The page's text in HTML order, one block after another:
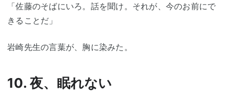
「佐藤のそばにいろ。話を聞け。それが、今のお前にで
きることだ」
岩崎先生の言葉が、胸に染みた。
10. 夜、眠れない